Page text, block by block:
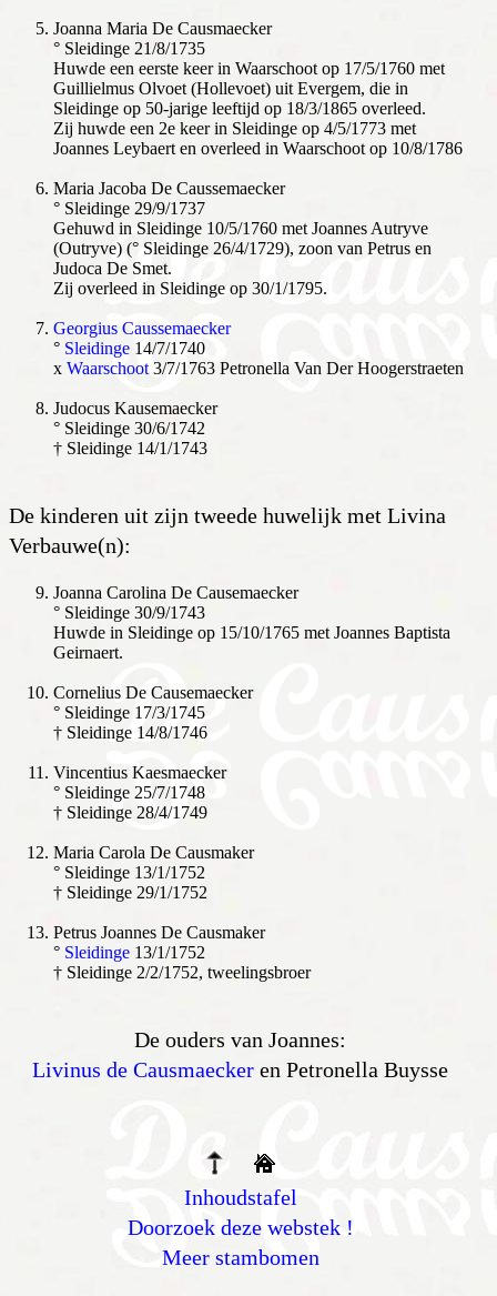
Joanna Maria De Causmaecker
° Sleidinge 21/8/1735
Huwde een eerste keer in Waarschoot op 17/5/1760 met
Guillielmus Olvoet (Hollevoet) uit Evergem, die in
Sleidinge op 50-jarige leeftijd op 18/3/1865 overleed.
Zij huwde een 2e keer in Sleidinge op 4/5/1773 met
Joannes Leybaert en overleed in Waarschoot op 10/8/1786
Maria Jacoba De Caussemaecker
° Sleidinge 29/9/1737
Gehuwd in Sleidinge 10/5/1760 met Joannes Autryve
(Outryve) (° Sleidinge 26/4/1729), zoon van Petrus en
Judoca De Smet.
Zij overleed in Sleidinge op 30/1/1795.
Georgius Caussemaecker
° Sleidinge 14/7/1740
x Waarschoot 3/7/1763 Petronella Van Der Hoogerstraeten
Judocus Kausemaecker
° Sleidinge 30/6/1742
† Sleidinge 14/1/1743
De kinderen uit zijn tweede huwelijk met Livina
Verbauwe(n):
Joanna Carolina De Causemaecker
° Sleidinge 30/9/1743
Huwde in Sleidinge op 15/10/1765 met Joannes Baptista
Geirnaert.
Cornelius De Causemaecker
° Sleidinge 17/3/1745
† Sleidinge 14/8/1746
Vincentius Kaesmaecker
° Sleidinge 25/7/1748
† Sleidinge 28/4/1749
Maria Carola De Causmaker
° Sleidinge 13/1/1752
† Sleidinge 29/1/1752
Petrus Joannes De Causmaker
° Sleidinge 13/1/1752
† Sleidinge 2/2/1752, tweelingsbroer
De ouders van Joannes:
Livinus de Causmaecker en Petronella Buysse
Inhoudstafel
Doorzoek deze webstek !
Meer stambomen